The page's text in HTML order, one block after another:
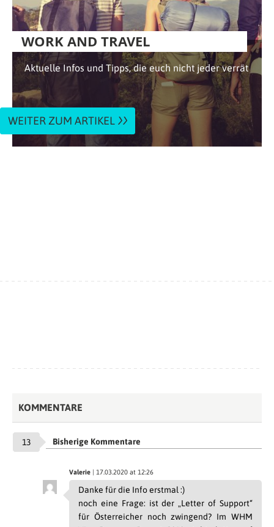
WORK AND TRAVEL
Aktuelle Infos und Tipps, die euch nicht jeder verrät
WEITER ZUM ARTIKEL
KOMMENTARE
13 Bisherige Kommentare
Valerie | 17.03.2020 at 12:26
Danke für die Info erstmal :)
noch eine Frage: ist der „Letter of Support“
für Österreicher noch zwingend? Im WHM